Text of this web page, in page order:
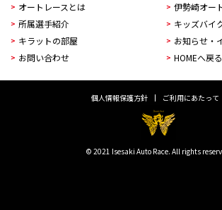
オートレースとは
伊勢崎オー
所属選手紹介
キッズバイ
キラットの部屋
お知らせ・
お問い合わせ
HOMEへ戻る
個人情報保護方針 ご利用にあたって
© 2021 Isesaki Auto Race. All rights